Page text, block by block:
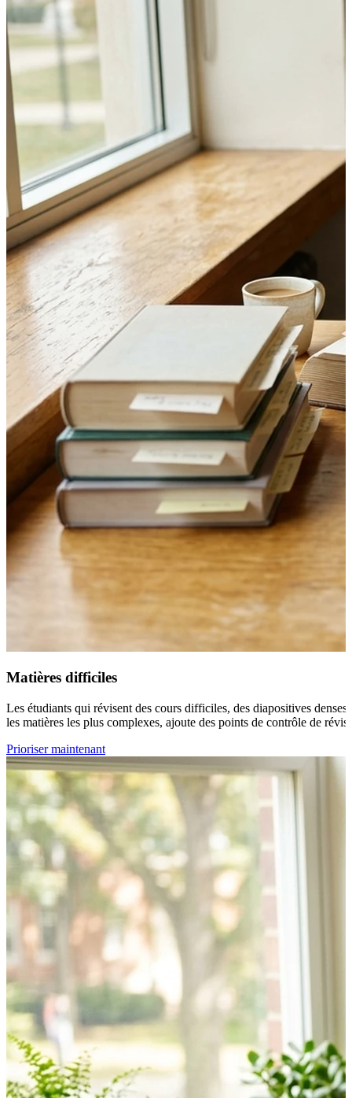
Matières difficiles
Les étudiants qui révisent des cours difficiles, des diapositives
les matières les plus complexes, ajoute des points de contrôle de
Prioriser maintenant